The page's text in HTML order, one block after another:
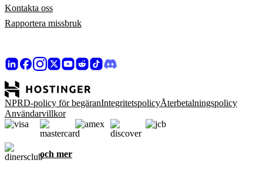
Kontakta oss
Rapportera missbruk
NPRD-policy för begäranIntegritetspolicyÅterbetalningspolicy
Användarvillkor
och mer